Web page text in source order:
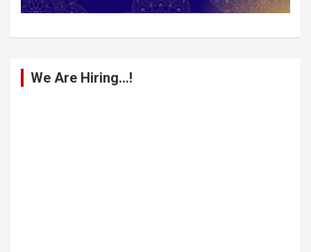
We Are Hiring…!